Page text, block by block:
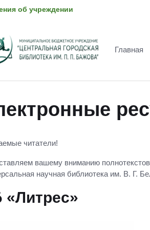
об учреждении
Главная
читатели!
вашему вниманию
научная библиотека им. В. Г.
«Литрес»